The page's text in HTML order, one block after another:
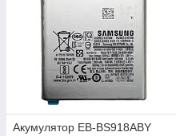
Акумулятор EB-BS918ABY